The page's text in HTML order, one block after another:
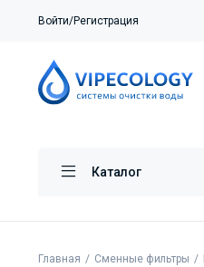
Войти/Регистрация
Каталог
Главная Сменные фильтры